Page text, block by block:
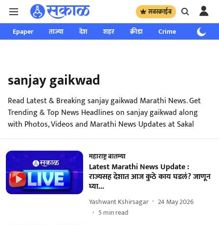
सबस्क्राईब
Epaper ताज्या देश शहर क्रीडा Crime साप्ताहिक
sanjay gaikwad
Read Latest & Breaking sanjay gaikwad Marathi News. Get
Trending & Top News Headlines on sanjay gaikwad along
with Photos, Videos and Marathi News Updates at Sakal
महाराष्ट्र बातम्या
Latest Marathi News Update :
राज्यसह देशात आज कुठे काय घडलं? जाणून
घ्या...
Yashwant Kshirsagar
24 May 2026
5min read